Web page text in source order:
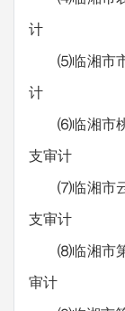
计
⑸临湘市市
计
⑹临湘市桃
支审计
⑺临湘市云
支审计
⑻临湘市第
审计